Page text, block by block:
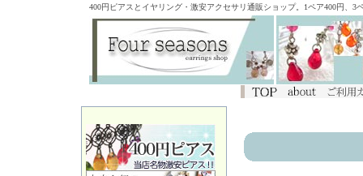
400円ピアスとイヤリング・激安アクセサリ通販ショップ。1ペア400円、